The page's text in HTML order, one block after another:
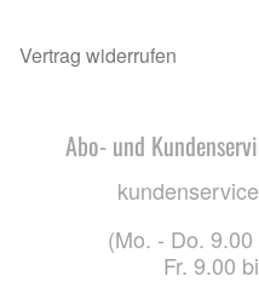
Vertrag widerrufen
Abo- und
(Mo. - Do.
Fr. 9.00